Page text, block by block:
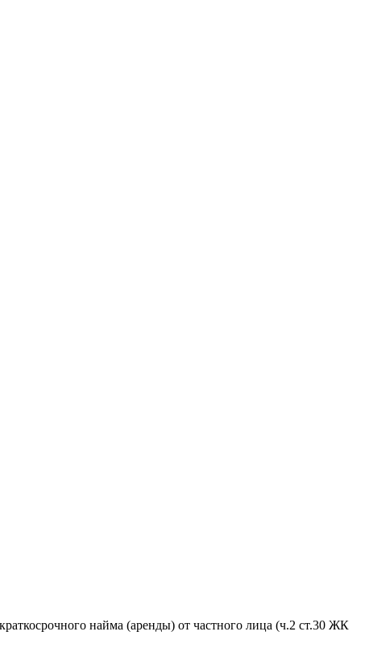
найма (аренды) от частного лица (ч.2 ст.30 ЖК